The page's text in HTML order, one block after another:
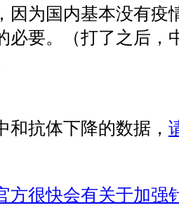
因为国内基本没有疫
必要。（打了之后，
和抗体下降的数据，
方很快会有关于加强